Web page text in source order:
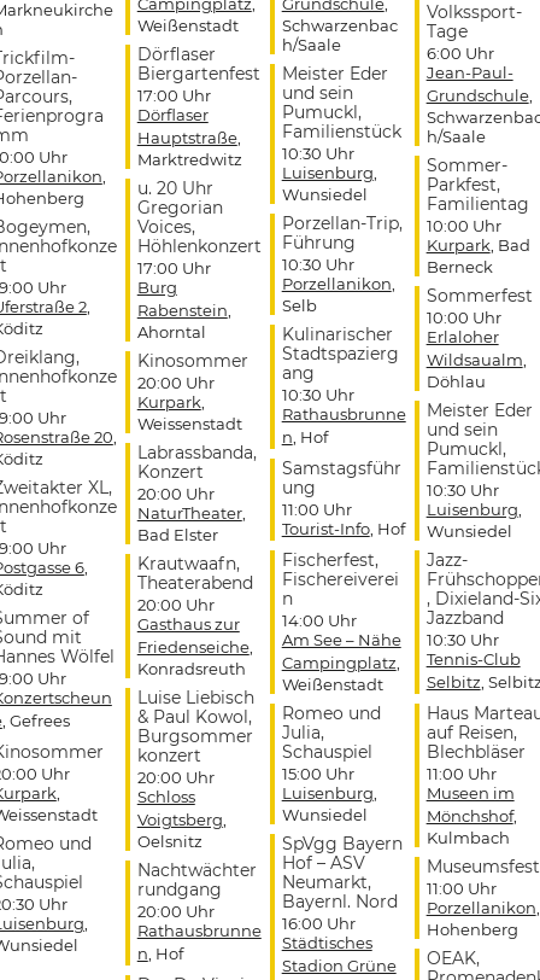
Uhr
Uhr
2,
Uhr
20
XL,
Uhr
6,
of
mit
Wölfel
Uhr
, Gefrees
Uhr
und
Uhr
Weißenstadt
Dörflaser
Biergartenfest
17:00 Uhr
Dörflaser
Hauptstraße,
Marktredwitz
u. 20 Uhr
Gregorian
Voices,
Höhlenkonzert
17:00 Uhr
Burg
Rabenstein
Ahorntal
Kinosommer
20:00 Uhr
Kurpark
Weissenstadt
Labrassbanda,
Konzert
20:00 Uhr
NaturTheater,
Bad Elster
Krautwaafn,
Theaterabend
20:00 Uhr
Gasthaus zur
Friedenseiche,
Konradsreuth
Luise Liebisch
& Paul Kowol,
Burgsommer
konzert
20:00 Uhr
Schloss
Voigtsberg
Oelsnitz
Nachtwächter
rundgang
20:00 Uhr
Rathausbrunne
n , Hof
Schwarzenbac
h/Saale
Meister Eder
und sein
Pumuckl,
Familienstück
10:30 Uhr
Luisenburg
Wunsiedel
Porzellan-Trip,
Führung
10:30 Uhr
Porzellanikon
Selb
Kulinarischer
Stadtspazierg
ang
10:30 Uhr
Rathausbrunne
n , Hof
Samstagsführ
ung
11:00 Uhr
Tourist-Info, Hof
Fischerfest,
Fischereiverei
n
14:00 Uhr
Am See – Nähe
Campingplatz
Weißenstadt
Romeo und
Julia,
Schauspiel
15:00 Uhr
Luisenburg
Wunsiedel
SpVgg Bayern
Hof – ASV
Neumarkt,
Bayernl. Nord
16:00 Uhr
Städtisches
Stadion Grüne
Volkssport-
Tage
6:00 Uhr
Jean-Paul-
Grundschule,
h/Saale
Sommer-
Parkfest,
Familientag
10:00 Uhr
Kurpark , Bad
Berneck
Sommerfest
10:00 Uhr
Erlaloher
Wildsaualm
Döhlau
Meister Eder
und sein
Pumuckl,
10:30 Uhr
Luisenburg
Wunsiedel
Jazz-
, Dixieland-
Jazzband
10:30 Uhr
Tennis-Club
Selbitz ,
Haus
auf Reisen,
Blechbläser
11:00 Uhr
Museen im
Mönchshof,
Kulmbach
Museumsfest
11:00 Uhr
Porzellanikon
Hohenberg
OEAK,